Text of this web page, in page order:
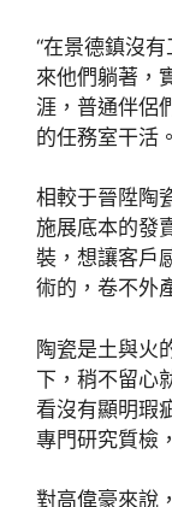
“在景德鎮沒
來他們躺著，
涯，普通伴侶
的任務室干活。
相較于晉陞陶
施展底本的發
裝，想讓客戶
術的，卷不外
陶瓷是土與火
下，稍不留心
看沒有顯明瑕
專門研究質檢
對高偉豪來說